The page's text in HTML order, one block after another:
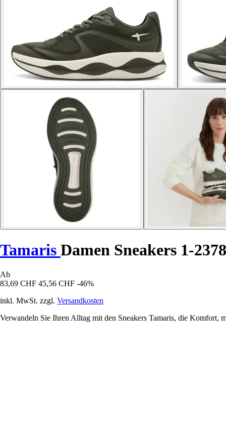
Tamaris Damen Sneakers 1-
Ab
83,69 CHF 45,56 CHF -46%
inkl. MwSt. zzgl. Versandkosten
Verwandeln Sie Ihren Alltag mit den Sneakers Tamaris, die Komfort,